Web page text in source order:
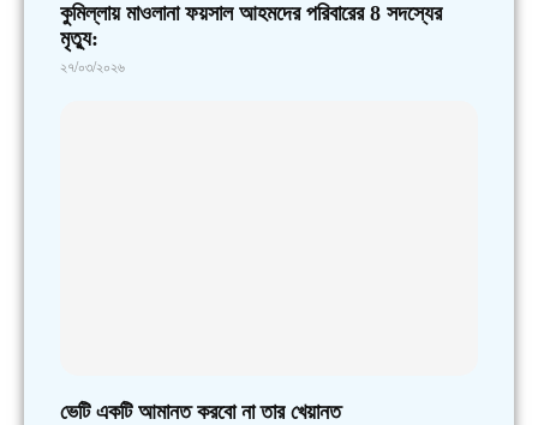
কুমিল্লায় মাওলানা ফয়সাল আহমদের পরিবারের 8 সদস্যের
মৃত্যু:
২৭/০৩/২০২৬
ভেটি একটি আমানত করবো না তার খেয়ানত